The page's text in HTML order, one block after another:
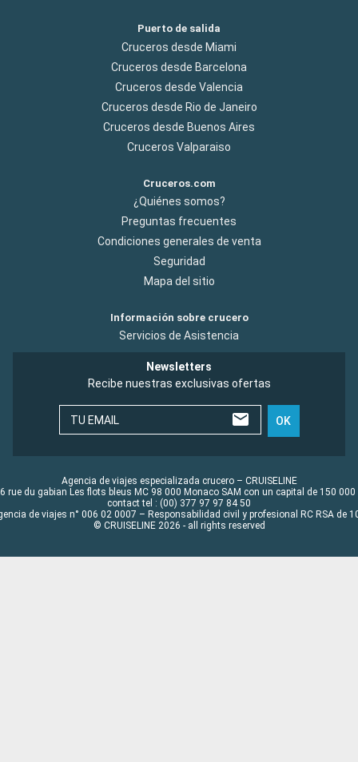
Puerto de salida
Cruceros desde Miami
Cruceros desde Barcelona
Cruceros desde Valencia
Cruceros desde Rio de Janeiro
Cruceros desde Buenos Aires
Cruceros Valparaiso
Cruceros.com
¿Quiénes somos?
Preguntas frecuentes
Condiciones generales de venta
Seguridad
Mapa del sitio
Información sobre crucero
Servicios de Asistencia
Newsletters
Recibe nuestras exclusivas ofertas
TU EMAIL OK
Agencia de viajes especializada crucero – CRUISELINE
rue du gabian Les flots bleus MC 98 000 Monaco SAM con un capital de 150 000
contact tel : (00) 377 97 97 84 50
de viajes n° 006 02 0007 – Responsabilidad civil y profesional RC RSA de
© CRUISELINE 2026 - all rights reserved